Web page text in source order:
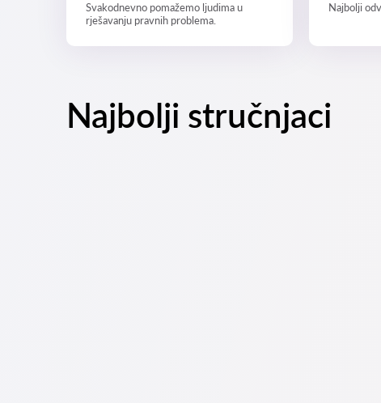
Svakodnevno pomažemo ljudima u
rješavanju pravnih problema.
Najbolji
Najbolji stručnjaci